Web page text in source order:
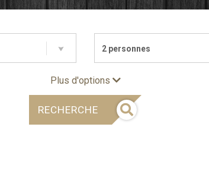
2 personnes
Plus d'options
RECHERCHE